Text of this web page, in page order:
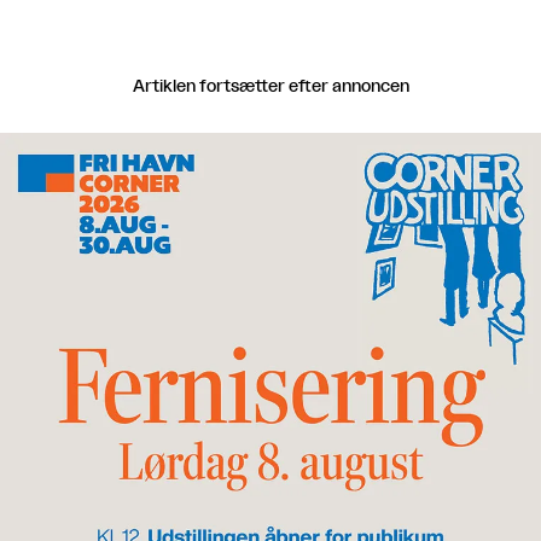
Artiklen fortsætter efter annoncen